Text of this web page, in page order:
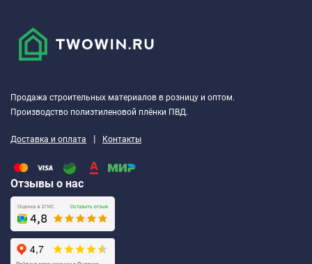
Продажа строительных материалов в розницу и оптом.
Производство полиэтиленовой плёнки ПВД.
Доставка и оплата | Контакты
Отзывы о нас